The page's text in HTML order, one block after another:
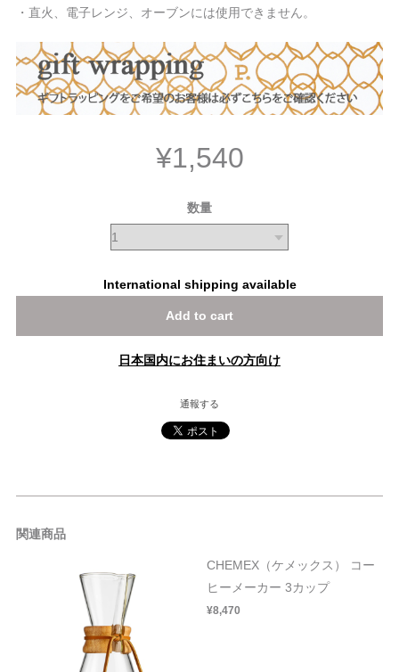
・直火、電子レンジ、オーブンには使用できません。
¥1,540
数量
International shipping available
Add to cart
日本国内にお住まいの方向け
通報する
関連商品
CHEMEX（ケメックス） コー
ヒーメーカー 3カップ
¥8,470